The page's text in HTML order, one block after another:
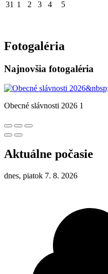
31 1 2 3 4 5
Fotogaléria
Najnovšia fotogaléria
Obecné slávnosti 2026 1
Aktuálne počasie
dnes, piatok 7. 8. 2026